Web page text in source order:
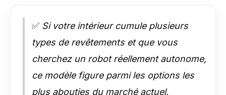
✅ Si votre intérieur cumule plusieurs
types de revêtements et que vous
cherchez un robot réellement autonome,
ce modèle figure parmi les options les
plus abouties du marché actuel.